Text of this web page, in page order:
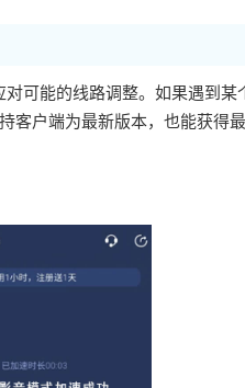
可能的线路调整。如果遇到某
客户端为最新版本，也能获得